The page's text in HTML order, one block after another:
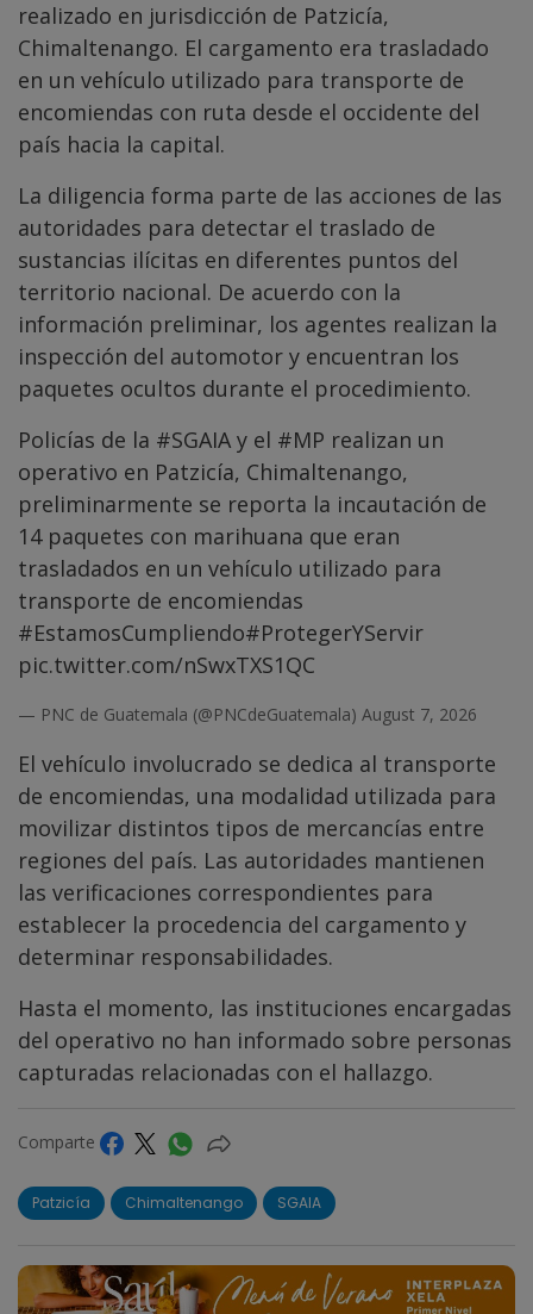
realizado en jurisdicción de Patzicía,
Chimaltenango. El cargamento era trasladado
en un vehículo utilizado para transporte de
encomiendas con ruta desde el occidente del
país hacia la capital.
La diligencia forma parte de las acciones de las
autoridades para detectar el traslado de
sustancias ilícitas en diferentes puntos del
territorio nacional. De acuerdo con la
información preliminar, los agentes realizan la
inspección del automotor y encuentran los
paquetes ocultos durante el procedimiento.
Policías de la #SGAIA y el #MP realizan un
operativo en Patzicía, Chimaltenango,
preliminarmente se reporta la incautación de
14 paquetes con marihuana que eran
trasladados en un vehículo utilizado para
transporte de encomiendas
#EstamosCumpliendo#ProtegerYServir
pic.twitter.com/nSwxTXS1QC
— PNC de Guatemala (@PNCdeGuatemala) August 7, 2026
El vehículo involucrado se dedica al transporte
de encomiendas, una modalidad utilizada para
movilizar distintos tipos de mercancías entre
regiones del país. Las autoridades mantienen
las verificaciones correspondientes para
establecer la procedencia del cargamento y
determinar responsabilidades.
Hasta el momento, las instituciones encargadas
del operativo no han informado sobre personas
capturadas relacionadas con el hallazgo.
Comparte
Patzicía Chimaltenango SGAIA